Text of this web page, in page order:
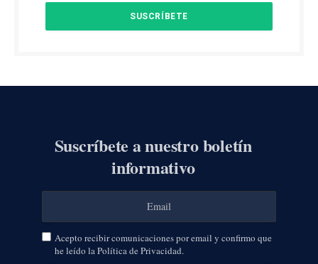
Suscríbete a nuestro boletín
informativo
Acepto recibir comunicaciones por email y confirmo que
he leído la Política de Privacidad.